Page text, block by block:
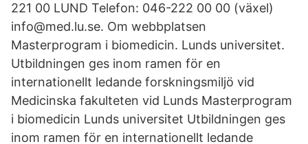
221 00 LUND Telefon: 046-222 00 00 (växel)
info@med.lu.se. Om webbplatsen
Masterprogram i biomedicin. Lunds universitet.
Utbildningen ges inom ramen för en
internationellt ledande forskningsmiljö vid
Medicinska fakulteten vid Lunds Masterprogram
i biomedicin Lunds universitet Utbildningen ges
inom ramen för en internationellt ledande